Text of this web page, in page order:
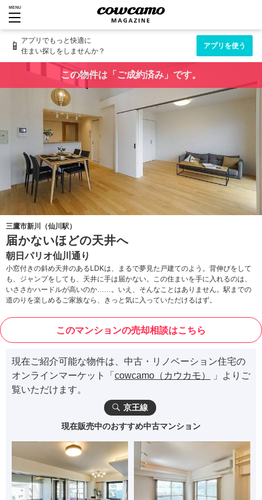
MENU
📱 アプリでもっと快適に
住まい探しをしませんか？
アプリを使う
この物件は「ご成約済み」です。
三鷹市新川（仙川駅）
届かないほどの天井へ
朝日パリオ仙川通り
小窓付きの斜め天井のあるLDKは、まるで夢見た戸建てのよう。背伸びをして
も、ジャンプをしても、天井に手は届かない。この住まいを手に入れるのは、
いささかハードルが高いのか……。いえ、そんなことはありません。駅までの
道のりを楽しめるご家族なら、きっと気に入っていただけるはず。
このマンションの売却相談はこちら
現在ご紹介可能な物件は、中古・リノベーション住宅の
オンラインマーケット「 cowcamo（カウカモ）
」よりご
覧いただけます。
京王線
現在販売中のおすすめ中古マンション